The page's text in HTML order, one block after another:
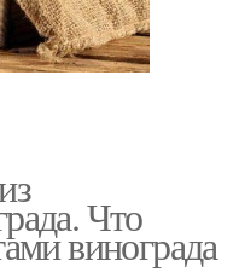
Что
винограда